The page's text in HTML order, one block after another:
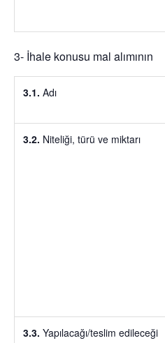
3- İhale konusu mal alımının
3.1. Adı
3.2. Niteliği, türü ve miktarı
3.3. Yapılacağı/teslim edileceği